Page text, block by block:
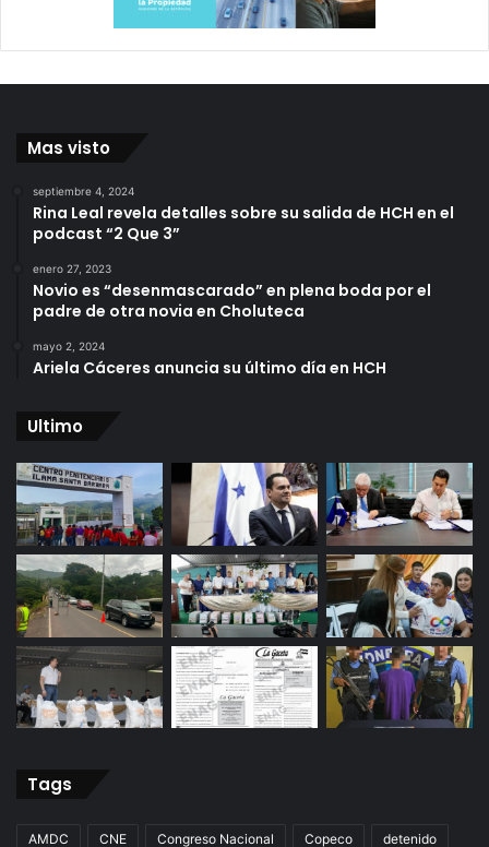
Mas visto
septiembre 4, 2024
Rina Leal revela detalles sobre su salida de HCH en el
podcast “2 Que 3”
enero 27, 2023
Novio es “desenmascarado” en plena boda por el
padre de otra novia en Choluteca
mayo 2, 2024
Ariela Cáceres anuncia su último día en HCH
Ultimo
Tags
AMDC CNE Congreso Nacional Copeco detenido